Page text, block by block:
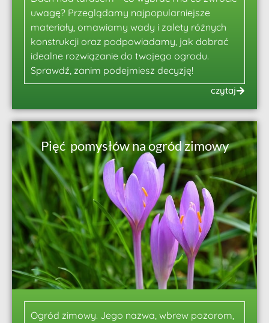
uwagę? Przeglądamy najpopularniejsze
materiały, omawiamy wady i zalety różnych
konstrukcji oraz podpowiadamy, jak dobrać
idealne rozwiązanie do twojego ogrodu.
Sprawdź, zanim podejmiesz decyzję!
czytaj
Pięć pomysłów na ogród zimowy
Ogród zimowy. Jego nazwa, wbrew pozorom,